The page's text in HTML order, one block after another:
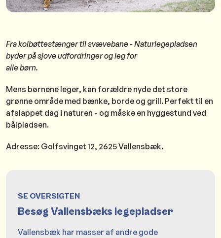
Fra kolbøttestænger til svævebane - Naturlegepladsen
byder på sjove udfordringer og leg for
alle børn.
Mens børnene leger, kan forældre nyde det store
grønne område med bænke, borde og grill. Perfekt til en
afslappet dag i naturen - og måske en hyggestund ved
bålpladsen.
Adresse: Golfsvinget 12, 2625 Vallensbæk.
SE OVERSIGTEN
Besøg Vallensbæks legepladser
Vallensbæk har masser af andre gode